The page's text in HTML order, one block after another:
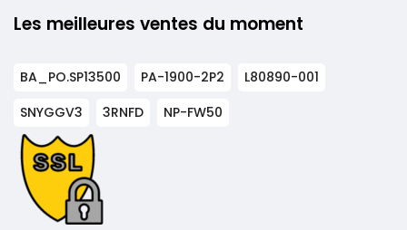
Les meilleures ventes du moment
BA_PO.SP13500 PA-1900-2P2
L80890-001
SNYGGV3
3RNFD NP-FW50